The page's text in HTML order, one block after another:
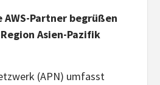
AWS-Partner begrüßen
Asien-Pazifik
(APN) umfasst